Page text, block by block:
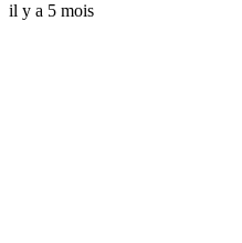
il y a 5 mois